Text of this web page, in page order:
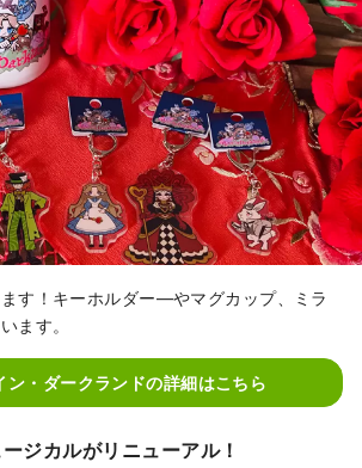
す！キーホルダー―やマグカップ、ミラ
ます。
ン・ダークランドの詳細はこちら
ジカルがリニューアル！